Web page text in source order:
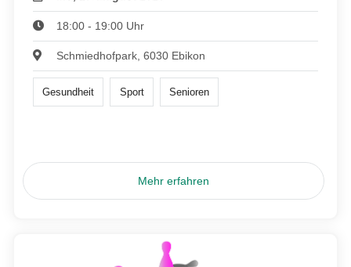
18:00 - 19:00 Uhr
Schmiedhofpark, 6030 Ebikon
Gesundheit Sport Senioren
Mehr erfahren